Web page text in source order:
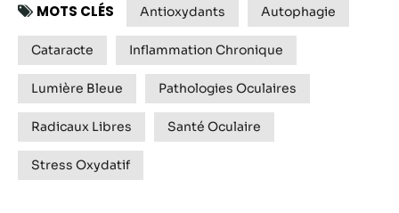
MOTS CLÉS Antioxydants Autophagie
Cataracte Inflammation Chronique
Lumière Bleue Pathologies Oculaires
Radicaux Libres Santé Oculaire
Stress Oxydatif